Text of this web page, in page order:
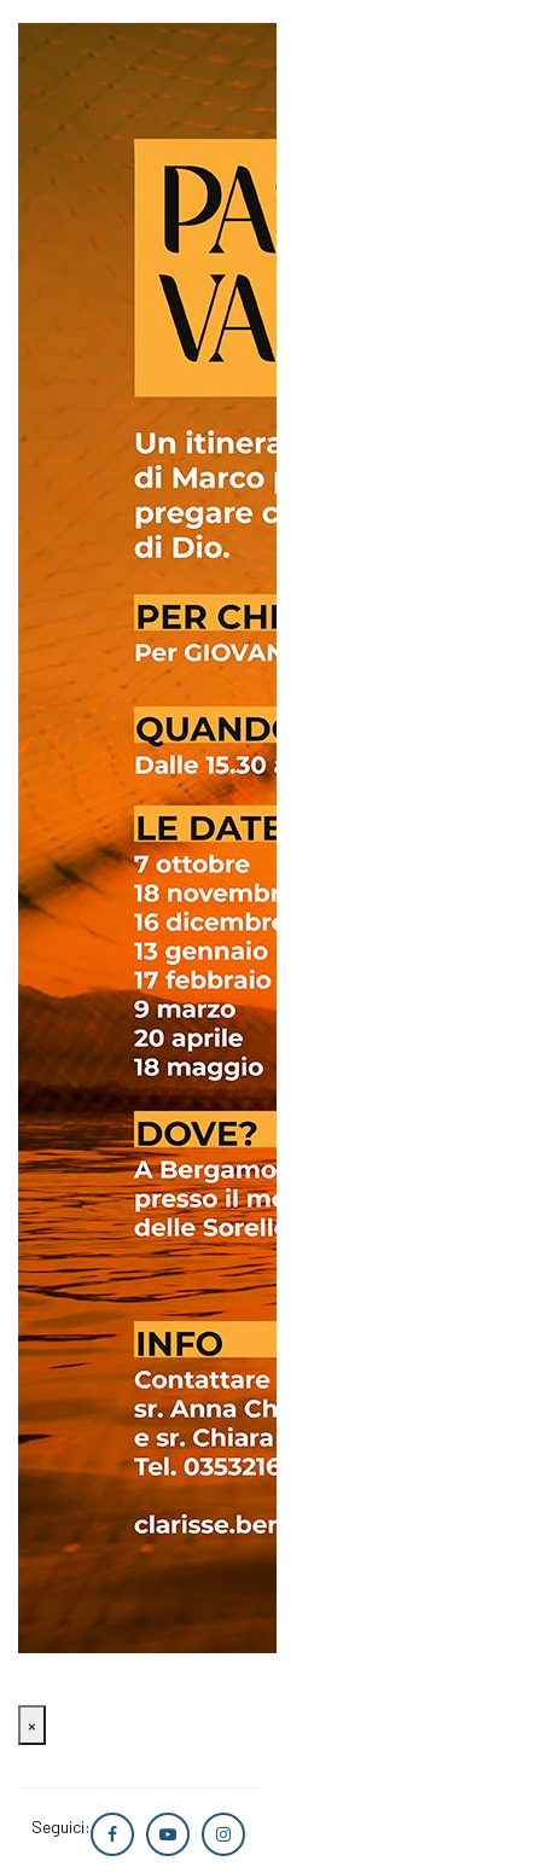
×
Seguici: